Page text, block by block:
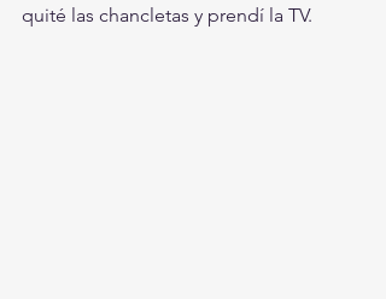
quité las chancletas y prendí la TV.